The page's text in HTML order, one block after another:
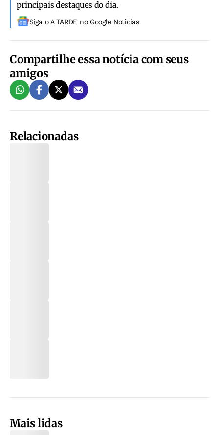
principais destaques do dia.
Siga o A TARDE no Google Noticias
Compartilhe essa notícia com seus
amigos
Relacionadas
Mais lidas